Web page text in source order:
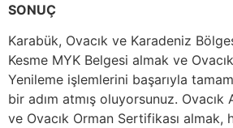
SONUÇ
Karabük, Ovacık ve Karadeniz
Kesme MYK Belgesi almak ve
Yenileme işlemlerini başarıyla
bir adım atmış oluyorsunuz. Ovacık
ve Ovacık Orman Sertifikası almak,